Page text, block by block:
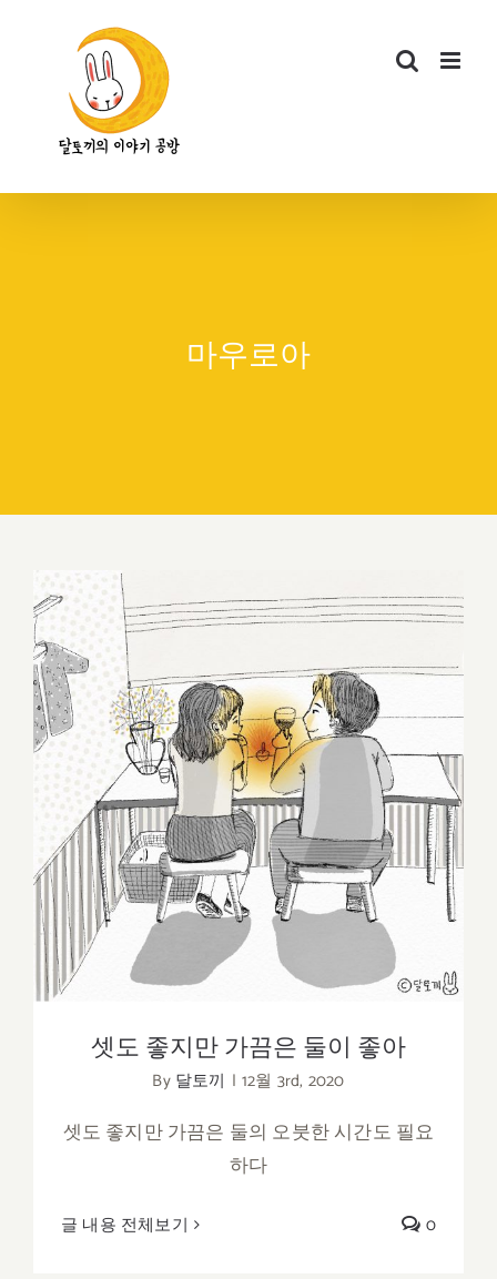
마우로아
셋도 좋지만 가끔은 둘이 좋아
셋도 좋지만 가끔은 둘이 좋아
By 달토끼 | 12월 3rd, 2020
셋도 좋지만 가끔은 둘의 오붓한 시간도 필요
하다
글 내용 전체보기 0